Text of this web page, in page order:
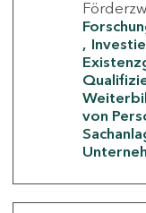
von